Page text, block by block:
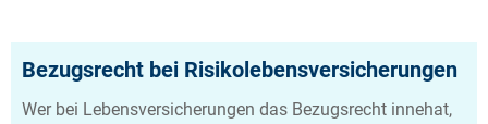
Bezugsrecht bei Risikolebensversicherungen
Wer bei Lebensversicherungen das Bezugsrecht innehat,